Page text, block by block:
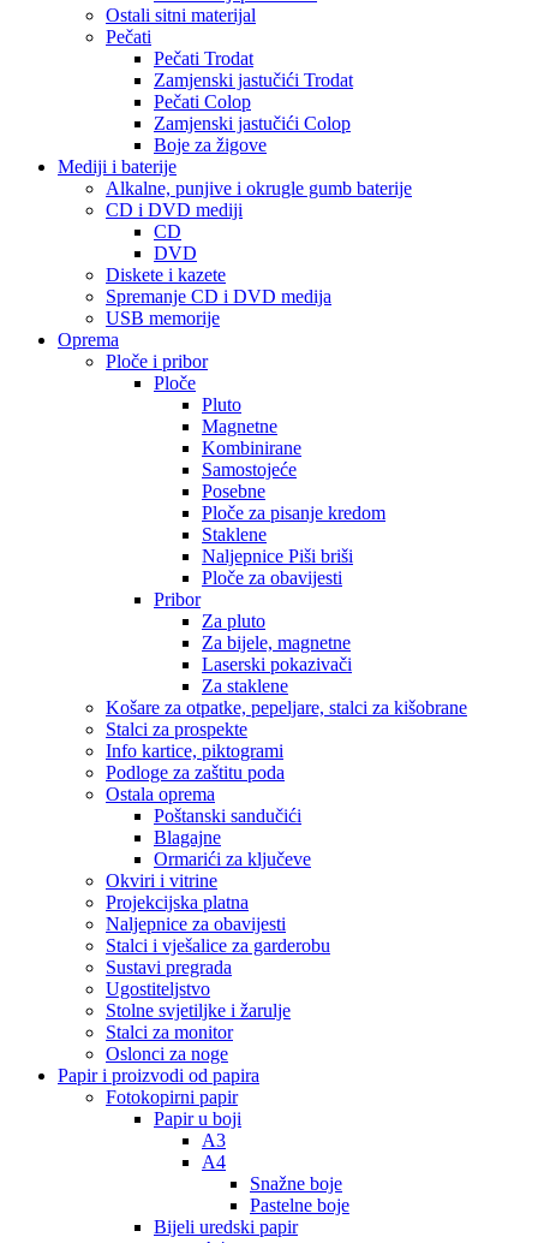
Ostali sitni materijal
Pečati
Pečati Trodat
Zamjenski jastučići Trodat
Pečati Colop
Zamjenski jastučići Colop
Boje za žigove
Mediji i baterije
Alkalne, punjive i okrugle gumb baterije
CD i DVD mediji
CD
DVD
Diskete i kazete
Spremanje CD i DVD medija
USB memorije
Oprema
Ploče i pribor
Ploče
Pluto
Magnetne
Kombinirane
Samostojeće
Posebne
Ploče za pisanje kredom
Staklene
Naljepnice Piši briši
Ploče za obavijesti
Pribor
Za pluto
Za bijele, magnetne
Laserski pokazivači
Za staklene
Košare za otpatke, pepeljare, stalci za kišobrane
Stalci za prospekte
Info kartice, piktogrami
Podloge za zaštitu poda
Ostala oprema
Poštanski sandučići
Blagajne
Ormarići za ključeve
Okviri i vitrine
Projekcijska platna
Naljepnice za obavijesti
Stalci i vješalice za garderobu
Sustavi pregrada
Ugostiteljstvo
Stolne svjetiljke i žarulje
Stalci za monitor
Oslonci za noge
Papir i proizvodi od papira
Fotokopirni papir
Papir u boji
A3
A4
Snažne boje
Pastelne boje
Bijeli uredski papir